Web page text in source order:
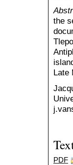
the
Late
PDF